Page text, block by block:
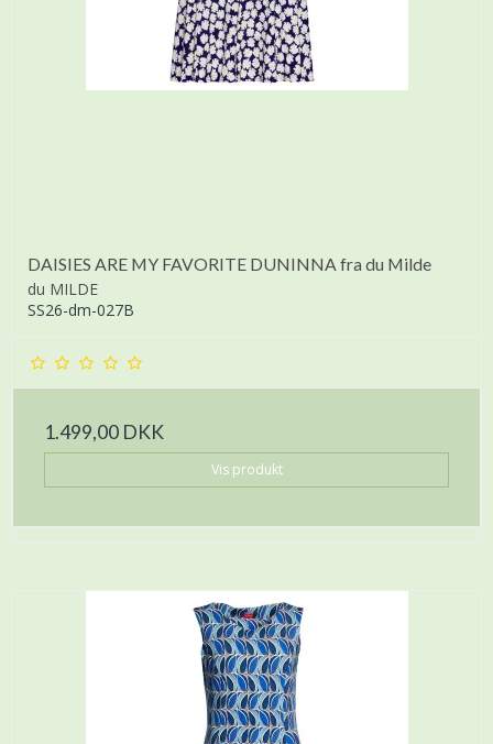
DAISIES ARE MY FAVORITE DUNINNA fra du Milde
du MILDE
SS26-dm-027B
1.499,00 DKK
Vis produkt